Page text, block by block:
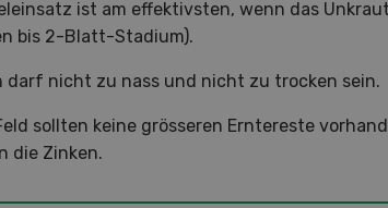
ist am effektivsten, wenn das
bis 2-Blatt-Stadium).
darf nicht zu nass und nicht zu trocken sein.
sollten keine grösseren Erntereste
die Zinken.
zu den